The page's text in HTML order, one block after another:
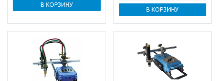
В КОРЗИНУ
В КОРЗИНУ